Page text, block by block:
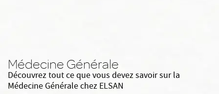
Médecine Générale
Découvrez tout ce que vous devez savoir sur la
Médecine Générale chez ELSAN